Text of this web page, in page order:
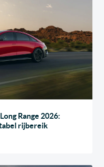
Range 2026:
rijbereik